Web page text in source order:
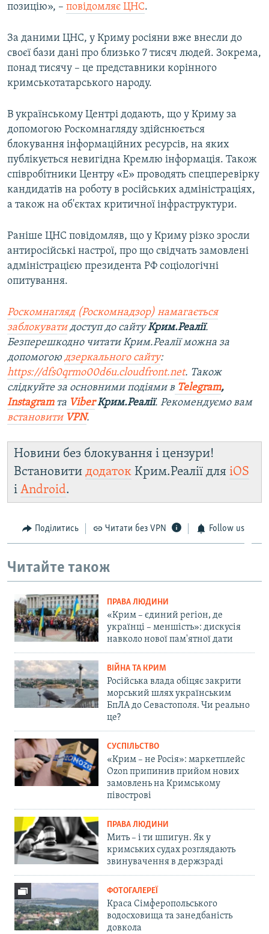
позицію», – повідомляє ЦНС.
За даними ЦНС, у Криму росіяни вже внесли до
своєї бази дані про близько 7 тисяч людей. Зокрема,
понад тисячу – це представники корінного
кримськотатарського народу.
В українському Центрі додають, що у Криму за
допомогою Роскомнагляду здійснюється
блокування інформаційних ресурсів, на яких
публікується невигідна Кремлю інформація. Також
співробітники Центру «Е» проводять спецперевірку
кандидатів на роботу в російських адміністраціях,
а також на об'єктах критичної інфраструктури.
Раніше ЦНС повідомляв, що у Криму різко зросли
антиросійські настрої, про що свідчать замовлені
адміністрацією президента РФ соціологічні
опитування.
Роскомнагляд (Роскомнадзор) намагається
заблокуватидоступ до сайтуКрим.Реалії.
Безперешкодно читати Крим.Реалії можна за
допомогою дзеркального сайту:
https://dfs0qrmo00d6u.cloudfront.net. Також
слідкуйте за основними подіями в Telegram,
Instagramта ViberКрим.Реалії. Рекомендуємо вам
встановити VPN.
Новини без блокування і цензури!
Встановити додаток Крим.Реалії для iOS
і Android.
Поділитись Читати без VPN Follow us
Читайте також
ПРАВА ЛЮДИНИ
«Крим – єдиний регіон, де
українці – меншість»: дискусія
навколо нової пам'ятної дати
ВІЙНА ТА КРИМ
Російська влада обіцяє закрити
морський шлях українським
БпЛА до Севастополя. Чи реально
це?
СУСПІЛЬСТВО
«Крим – не Росія»: маркетплейс
Ozon припинив прийом нових
замовлень на Кримському
півострові
ПРАВА ЛЮДИНИ
Мить – і ти шпигун. Як у
кримських судах розглядають
звинувачення в держзраді
ФОТОГАЛЕРЕЇ
Краса Сімферопольського
водосховища та занедбаність
довкола